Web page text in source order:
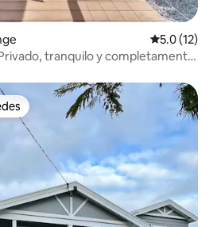
Calificación
5.0 (12)
tranquilo y completamente